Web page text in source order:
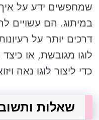
שמחפשים ידע על איך
במיתוג. הם עשויים
דרכים יותר על
לוגו מגובשת, או
כדי ליצור לוגו נאה
שאלות